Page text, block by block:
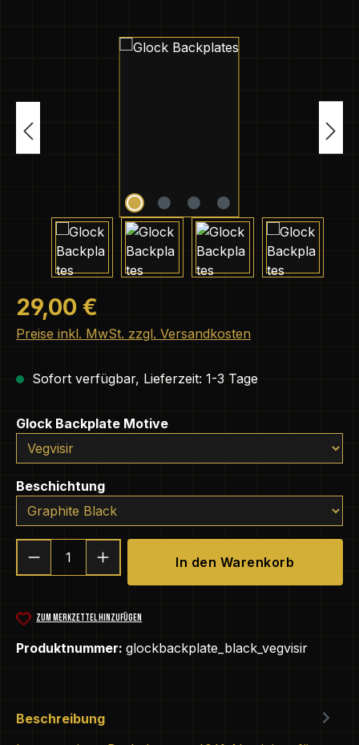
Bildergalerie überspringen
Regulärer Preis:
29,00 €
Preise inkl. MwSt. zzgl. Versandkosten
Sofort verfügbar, Lieferzeit: 1-3 Tage
Glock Backplate Motiveauswählen
Beschichtungauswählen
Produkt Anzahl: Gib den
In den Warenkorb
ZUM MERKZETTEL HINZUFÜGEN
Produktnummer: glockbackplate_black_vegvisir
Beschreibung